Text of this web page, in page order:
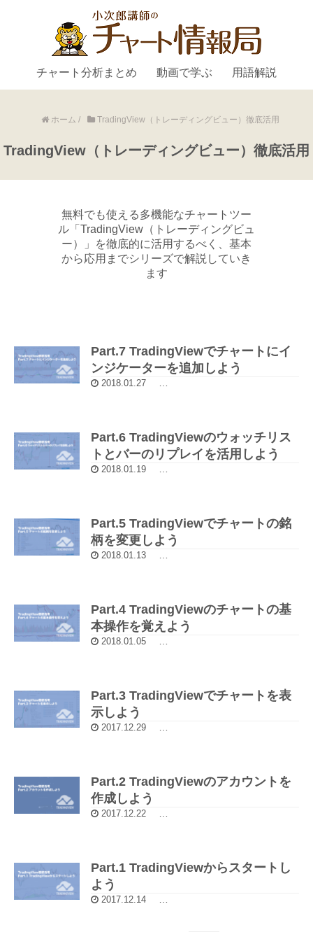
チャート分析まとめ 動画で学ぶ 用語解説
ホーム / TradingView（トレーディングビュー）徹底活用
TradingView（トレーディングビュー）徹底活用
無料でも使える多機能なチャートツー
ル「TradingView（トレーディングビュ
ー）」を徹底的に活用するべく、基本
から応用までシリーズで解説していき
ます
Part.7 TradingViewでチャートにイ
ンジケーターを追加しよう
2018.01.27 TradingView（トレーディングビュー
Part.6 TradingViewのウォッチリス
トとバーのリプレイを活用しよう
2018.01.19 TradingView（トレーディングビュー
Part.5 TradingViewでチャートの銘
柄を変更しよう
2018.01.13 TradingView（トレーディングビュー
Part.4 TradingViewのチャートの基
本操作を覚えよう
2018.01.05 TradingView（トレーディングビュー
Part.3 TradingViewでチャートを表
示しよう
2017.12.29 TradingView（トレーディングビュー
Part.2 TradingViewのアカウントを
作成しよう
2017.12.22 TradingView（トレーディングビュー
Part.1 TradingViewからスタートし
よう
2017.12.14 TradingView（トレーディングビュー